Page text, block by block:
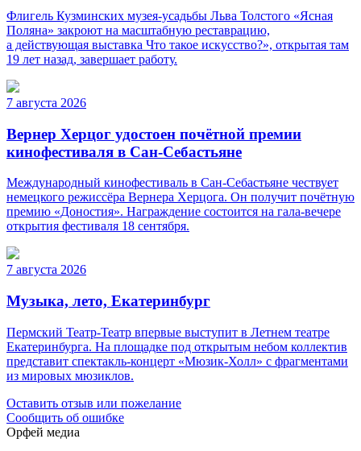
Флигель Кузминских музея-усадьбы Льва Толстого «Ясная
Поляна» закроют на масштабную реставрацию,
а действующая выставка Что такое искусство?», открытая там
19 лет назад, завершает работу.
7 августа 2026
Вернер Херцог удостоен почётной премии
кинофестиваля в Сан-Себастьяне
Международный кинофестиваль в Сан-Себастьяне чествует
немецкого режиссёра Вернера Херцога. Он получит почётную
премию «Доностия». Награждение состоится на гала-вечере
открытия фестиваля 18 сентября.
7 августа 2026
Музыка, лето, Екатеринбург
Пермский Театр-Театр впервые выступит в Летнем театре
Екатеринбурга. На площадке под открытым небом коллектив
представит спектакль-концерт «Мюзик-Холл» с фрагментами
из мировых мюзиклов.
Оставить отзыв или пожелание
Сообщить об ошибке
Орфей медиа